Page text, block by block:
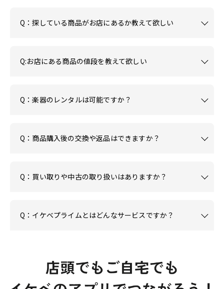
Q：探している商品がお店にあるか教えて欲しい
Q:お店にある商品の値段を教えて欲しい
Q：楽器のレンタルは可能ですか？
Q：商品購入後の交換や返品はできますか？
Q：買い取りや中古の取り扱いはありますか？
Q：イケベプライムとはどんなサービスですか？